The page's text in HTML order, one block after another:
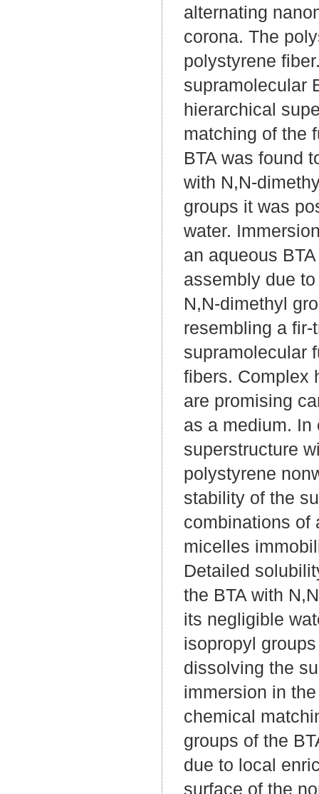
alternating
corona. The
polystyrene
supramolecular
hierarchical
matching of the
BTA was found
with N,N-
groups it was
water.
an aqueous
assembly due
N,N-dimethyl
resembling a
supramolecular
fibers. Complex
are promising
as a medium.
superstructure
polystyrene
stability of the
combinations of
micelles
Detailed
the BTA with
its negligible
isopropyl
dissolving the
immersion in
chemical
groups of the
due to local
surface of the